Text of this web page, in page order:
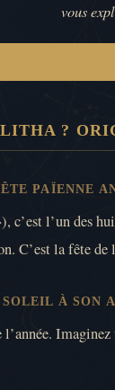
vous
LITHA ?
PAÏENNE
c’est l’un des
C’est la fête
À SON